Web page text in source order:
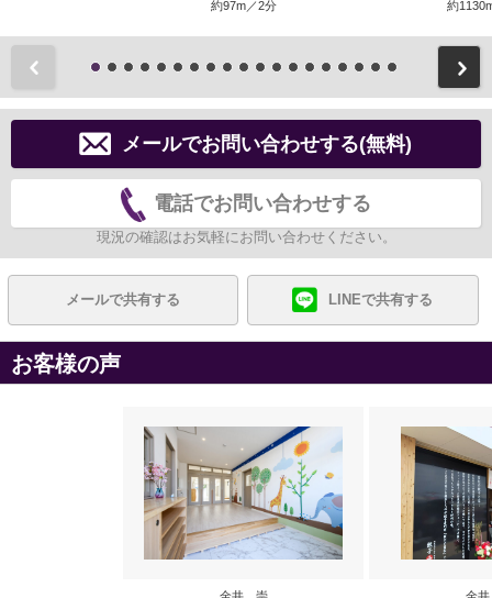
約97m／2分 約
メールでお問い合わせする(無料)
電話でお問い合わせする
現況の確認はお気軽にお問い合わせください。
メールで共有する LINEで共有する
お客様の声